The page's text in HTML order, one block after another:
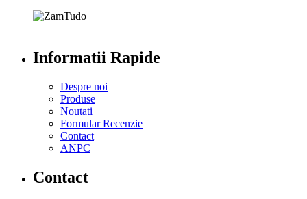
Informatii Rapide
Despre noi
Produse
Noutati
Formular Recenzie
Contact
ANPC
Contact